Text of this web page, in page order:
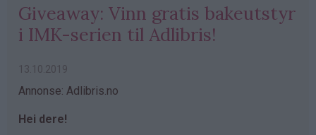
Giveaway: Vinn gratis bakeutstyr
i IMK-serien til Adlibris!
13.10.2019
Annonse: Adlibris.no
Hei dere!